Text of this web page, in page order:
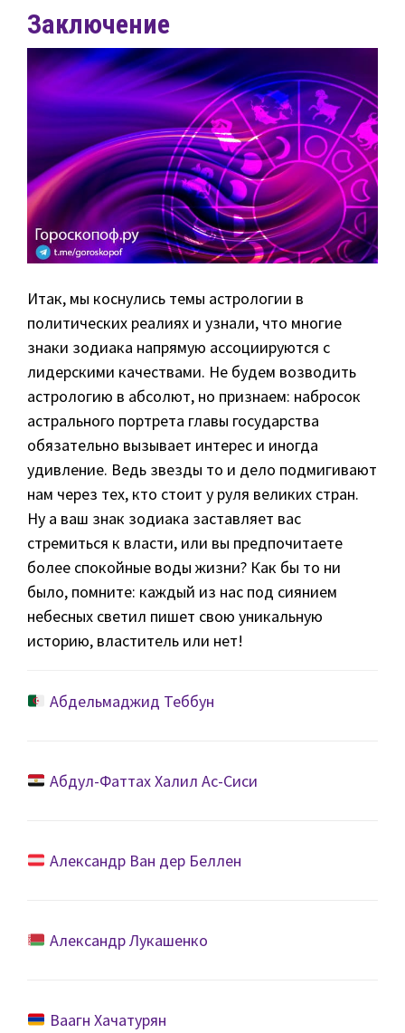
Заключение
Итак, мы коснулись темы астрологии в
политических реалиях и узнали, что многие
знаки зодиака напрямую ассоциируются с
лидерскими качествами. Не будем возводить
астрологию в абсолют, но признаем: набросок
астрального портрета главы государства
обязательно вызывает интерес и иногда
удивление. Ведь звезды то и дело подмигивают
нам через тех, кто стоит у руля великих стран.
Ну а ваш знак зодиака заставляет вас
стремиться к власти, или вы предпочитаете
более спокойные воды жизни? Как бы то ни
было, помните: каждый из нас под сиянием
небесных светил пишет свою уникальную
историю, властитель или нет!
Абдельмаджид Теббун
Абдул-Фаттах Халил Ас-Сиси
Александр Ван дер Беллен
Александр Лукашенко
Ваагн Хачатурян